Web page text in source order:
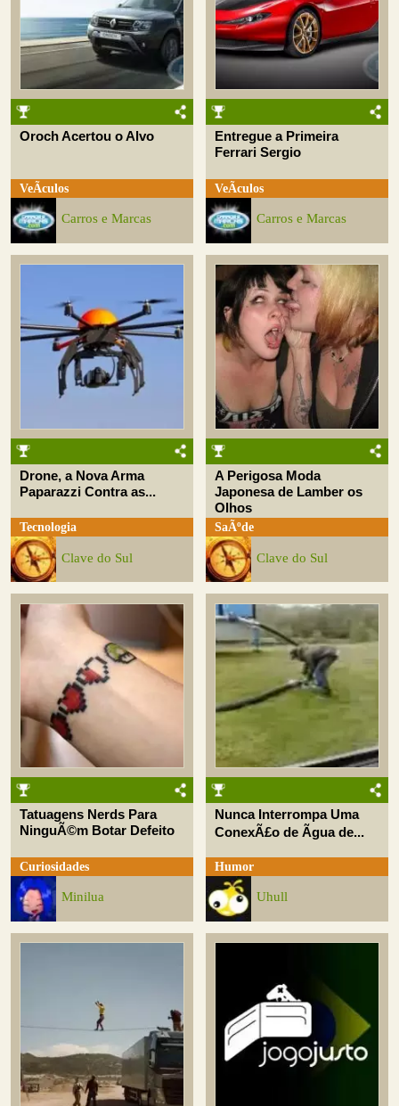
Oroch Acertou o Alvo
VeÃ­culos
Carros e Marcas
Entregue a Primeira
Ferrari Sergio
VeÃ­culos
Carros e Marcas
Drone, a Nova Arma
Paparazzi Contra as...
Tecnologia
Clave do Sul
A Perigosa Moda
Japonesa de Lamber os
Olhos
SaÃºde
Clave do Sul
Tatuagens Nerds Para
NinguÃ©m Botar Defeito
Curiosidades
Minilua
Nunca Interrompa Uma
ConexÃ£o de Ãgua de...
Humor
Uhull